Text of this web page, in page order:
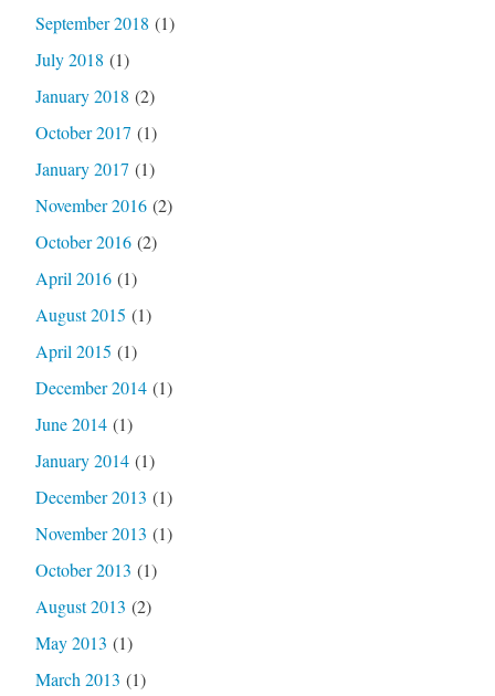
September 2018 (1)
July 2018 (1)
January 2018 (2)
October 2017 (1)
January 2017 (1)
November 2016(2)
October 2016(2)
April 2016(1)
August 2015 (1)
April 2015 (1)
December 2014(1)
June 2014(1)
January 2014(1)
December 2013 (1)
November 2013 (1)
October 2013 (1)
August 2013 (2)
May 2013 (1)
March 2013 (1)